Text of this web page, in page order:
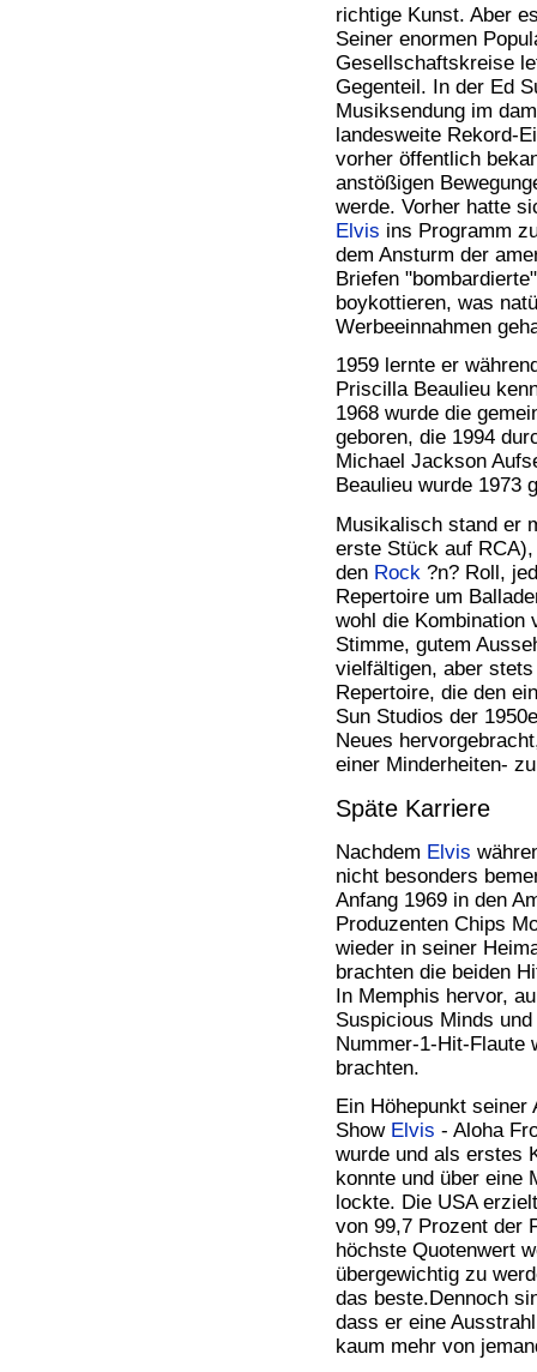
richtige Kunst. Aber
Seiner enormen
Gesellschaftskreise
Gegenteil. In der Ed
Musiksendung im
landesweite Rekord-
vorher öffentlich
anstößigen
werde. Vorher hatte
Elvis ins Programm
dem Ansturm der
Briefen
boykottieren, was
Werbeeinnahmen
1959 lernte er
Priscilla Beaulieu
1968 wurde die
geboren, die 1994
Michael Jackson
Beaulieu wurde 1973
Musikalisch stand er
erste Stück auf
den Rock ?n? Roll,
Repertoire um
wohl die Kombination
Stimme, gutem
vielfältigen, aber
Repertoire, die den
Sun Studios der
Neues
einer Minderheiten-
Späte Karriere
Nachdem Elvis
nicht besonders
Anfang 1969 in den
Produzenten Chips
wieder in seiner
brachten die beiden
In Memphis hervor,
Suspicious Minds
Nummer-1-Hit-Flaute
brachten.
Ein Höhepunkt
Show Elvis - Aloha
wurde und als erstes
konnte und über eine
lockte. Die USA
von 99,7 Prozent der
höchste Quotenwert
übergewichtig zu
das beste.Dennoch
dass er eine
kaum mehr von